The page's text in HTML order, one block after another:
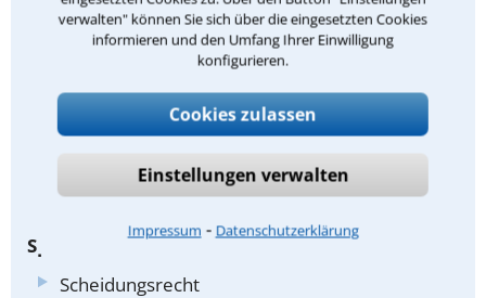
verwalten" können Sie sich über die eingesetzten Cookies
informieren und den Umfang Ihrer Einwilligung
konfigurieren.
Cookies zulassen
Einstellungen verwalten
Impressum ⁃ Datenschutzerklärung
Verkehrszivilrecht
Reiserecht
Zugewinnausgleich
Spezialistin für:
Scheidungsrecht